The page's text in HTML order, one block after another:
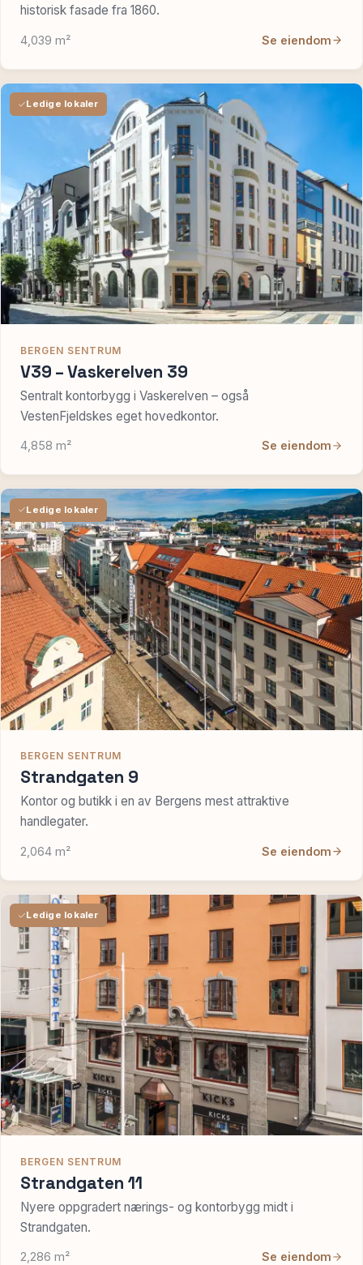
historisk fasade fra 1860.
4,039 m² Se eiendom
Ledige lokaler
BERGEN SENTRUM
V39 – Vaskerelven 39
Sentralt kontorbygg i Vaskerelven – også
VestenFjeldskes eget hovedkontor.
4,858 m² Se eiendom
Ledige lokaler
BERGEN SENTRUM
Strandgaten 9
Kontor og butikk i en av Bergens mest attraktive
handlegater.
2,064 m² Se eiendom
Ledige lokaler
BERGEN SENTRUM
Strandgaten 11
Nyere oppgradert nærings- og kontorbygg midt i
Strandgaten.
2,286 m² Se eiendom